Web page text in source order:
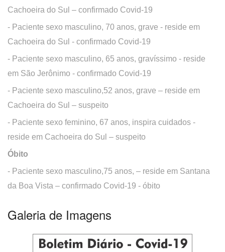
Cachoeira do Sul – confirmado Covid-19
- Paciente sexo masculino, 70 anos, grave - reside em
Cachoeira do Sul - confirmado Covid-19
- Paciente sexo masculino, 65 anos, gravíssimo - reside
em São Jerônimo - confirmado Covid-19
- Paciente sexo masculino,52 anos, grave – reside em
Cachoeira do Sul – suspeito
- Paciente sexo feminino, 67 anos, inspira cuidados -
reside em Cachoeira do Sul – suspeito
Óbito
- Paciente sexo masculino,75 anos, – reside em Santana
da Boa Vista – confirmado Covid-19 - óbito
Galeria de Imagens